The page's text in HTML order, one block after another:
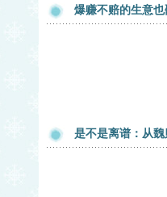
爆赚不赔的生意也
是不是离谱：从